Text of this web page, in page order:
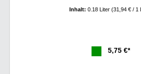
Inhalt: 0.18 Liter (31,94 € / 1
5,75 €*